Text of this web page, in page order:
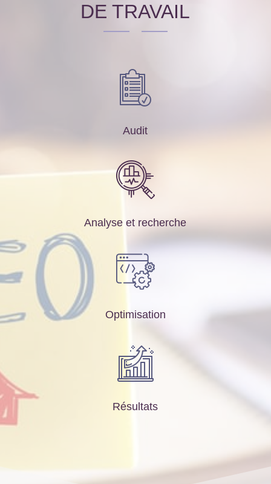
DE TRAVAIL
Audit
Analyse et recherche
Optimisation
Résultats